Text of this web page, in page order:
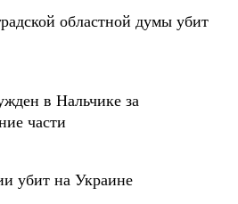
областной думы убит
в Нальчике за
части
убит на Украине